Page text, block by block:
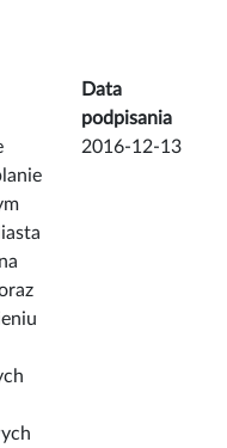
Data
podpisania
2016-12-13